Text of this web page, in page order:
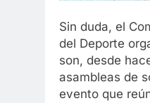
Sin duda, el
del Deporte
son, desde
asambleas de
evento que